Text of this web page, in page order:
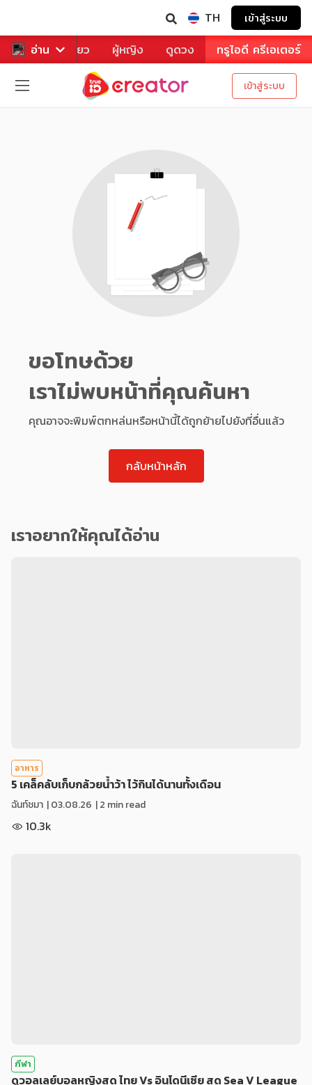
TH เข้าสู่ระบบ
อ่าน
หาร ท่องเที่ยว ผู้หญิง ดูดวง ทรูไอดี ครีเอเตอร์
เข้าสู่ระบบ
ขอโทษด้วย
เราไม่พบหน้าที่คุณค้นหา
คุณอาจจะพิมพ์ตกหล่นหรือหน้านี้ได้ถูกย้ายไปยังที่อื่นแล้ว
กลับหน้าหลัก
เราอยากให้คุณได้อ่าน
อาหาร
5 เคล็คลับเก็บกล้วยน้ำว้า ไว้กินได้นานทั้งเดือน
ฉันท์ชมา |03.08.26 | 2 min read
10.3k
กีฬา
ดูวอลเลย์บอลหญิงสด ไทย Vs อินโดนีเซีย สด Sea V League